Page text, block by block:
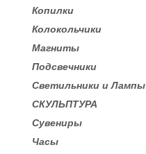
Копилки
Колокольчики
Магниты
Подсвечники
Светильники и Лампы
СКУЛЬПТУРА
Сувениры
Часы